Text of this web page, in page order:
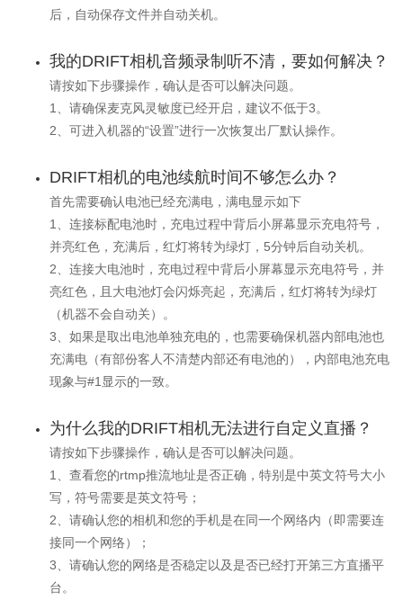
后，自动保存文件并自动关机。
我的DRIFT相机音频录制听不清，要如何解决？
请按如下步骤操作，确认是否可以解决问题。
1、请确保麦克风灵敏度已经开启，建议不低于3。
2、可进入机器的“设置”进行一次恢复出厂默认操作。
DRIFT相机的电池续航时间不够怎么办？
首先需要确认电池已经充满电，满电显示如下
1、连接标配电池时，充电过程中背后小屏幕显示充电符号，
并亮红色，充满后，红灯将转为绿灯，5分钟后自动关机。
2、连接大电池时，充电过程中背后小屏幕显示充电符号，并
亮红色，且大电池灯会闪烁亮起，充满后，红灯将转为绿灯
（机器不会自动关）。
3、如果是取出电池单独充电的，也需要确保机器内部电池也
充满电（有部份客人不清楚内部还有电池的），内部电池充电
现象与#1显示的一致。
为什么我的DRIFT相机无法进行自定义直播？
请按如下步骤操作，确认是否可以解决问题。
1、查看您的rtmp推流地址是否正确，特别是中英文符号大小
写，符号需要是英文符号；
2、请确认您的相机和您的手机是在同一个网络内（即需要连
接同一个网络）；
3、请确认您的网络是否稳定以及是否已经打开第三方直播平
台。